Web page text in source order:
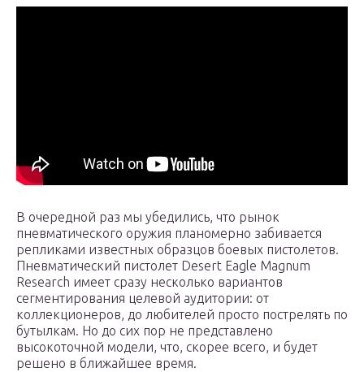
В очередной раз мы убедились, что рынок
пневматического оружия планомерно забивается
репликами известных образцов боевых пистолетов.
Пневматический пистолет Desert Eagle Magnum
Research имеет сразу несколько вариантов
сегментирования целевой аудитории: от
коллекционеров, до любителей просто пострелять по
бутылкам. Но до сих пор не представлено
высокоточной модели, что, скорее всего, и будет
решено в ближайшее время.